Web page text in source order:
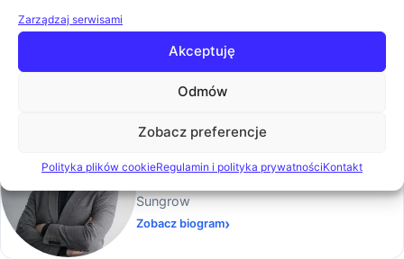
Zarządzaj serwisami
Akceptuję
Odmów
Zobacz preferencje
Polityka plików cookieRegulamin i polityka prywatnościKontakt
Prezes Zarządu w Stowarzyszenie Branży
Fotowoltaicznej POLSKA PV
Zobacz biogram
Dawid Waligóra
Sungrow
Zobacz biogram